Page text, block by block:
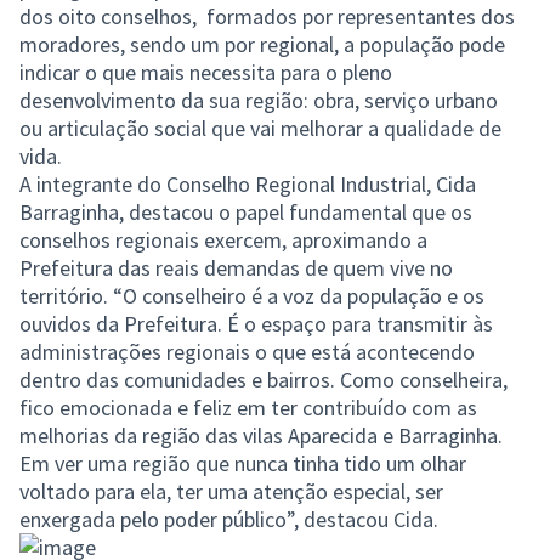
dos oito conselhos, formados por representantes dos
moradores, sendo um por regional, a população pode
indicar o que mais necessita para o pleno
desenvolvimento da sua região: obra, serviço urbano
ou articulação social que vai melhorar a qualidade de
vida.
A integrante do Conselho Regional Industrial, Cida
Barraginha, destacou o papel fundamental que os
conselhos regionais exercem, aproximando a
Prefeitura das reais demandas de quem vive no
território. “O conselheiro é a voz da população e os
ouvidos da Prefeitura. É o espaço para transmitir às
administrações regionais o que está acontecendo
dentro das comunidades e bairros. Como conselheira,
fico emocionada e feliz em ter contribuído com as
melhorias da região das vilas Aparecida e Barraginha.
Em ver uma região que nunca tinha tido um olhar
voltado para ela, ter uma atenção especial, ser
enxergada pelo poder público”, destacou Cida.